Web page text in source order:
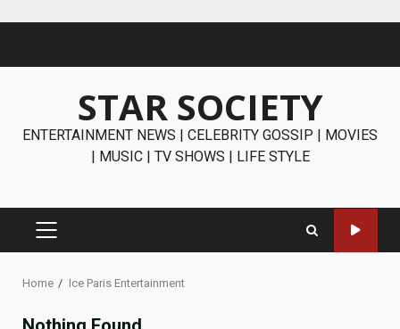
STAR SOCIETY
ENTERTAINMENT NEWS | CELEBRITY GOSSIP | MOVIES
| MUSIC | TV SHOWS | LIFE STYLE
PRIMARY
Home Ice Paris Entertainment